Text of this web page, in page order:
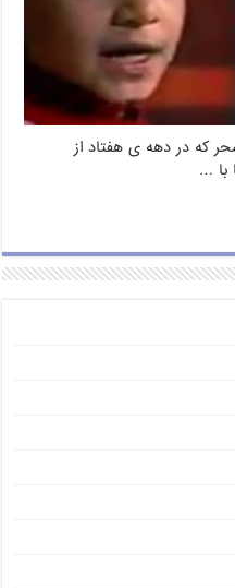
که در دهه ی هفتاد از
با …